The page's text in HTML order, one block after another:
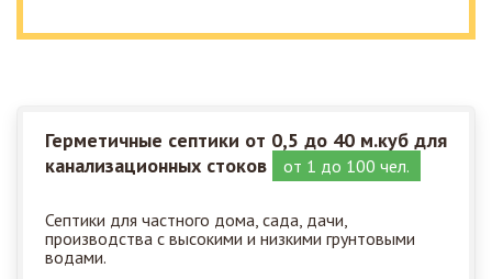
Герметичные септики от 0,5 до 40 м.куб для
канализационных стоков
от 1 до 100 чел.
Септики для частного дома, сада, дачи,
производства с высокими и низкими грунтовыми
водами.